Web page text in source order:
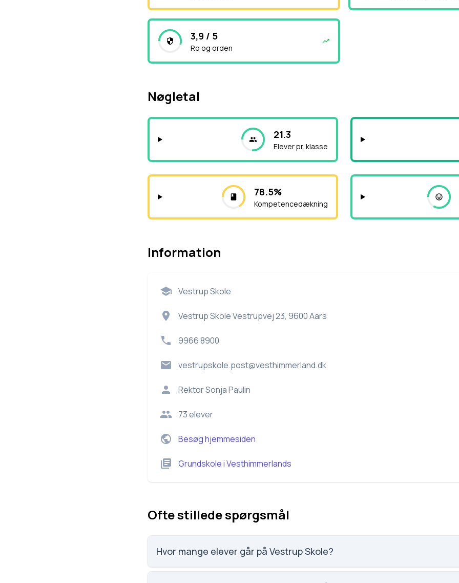
3,9 / 5
Ro og orden
Nøgletal
21.3
Elever pr. klasse
78.5%
Kompetencedækning
Information
Vestrup Skole
Vestrup Skole Vestrupvej 23, 9600 Aars
9966 8900
vestrupskole.post@vesthimmerland.dk
RektorSonja Paulin
73elever
Besøg hjemmesiden
GrundskoleiVesthimmerlands
Ofte stillede spørgsmål
Hvor mange elever går på Vestrup Skole?
Vestrup Skole har 73 elever, hvilket gør den til nummer 2041 ud af 3143 skoler.